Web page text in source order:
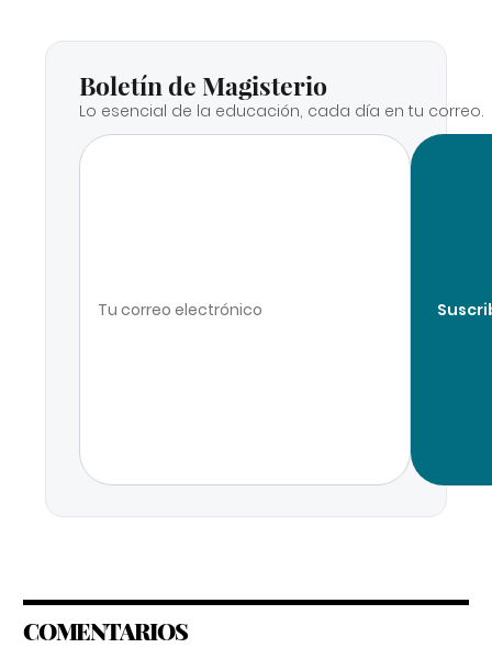
Boletín de Magisterio
Lo esencial de la educación, cada día en tu correo.
COMENTARIOS